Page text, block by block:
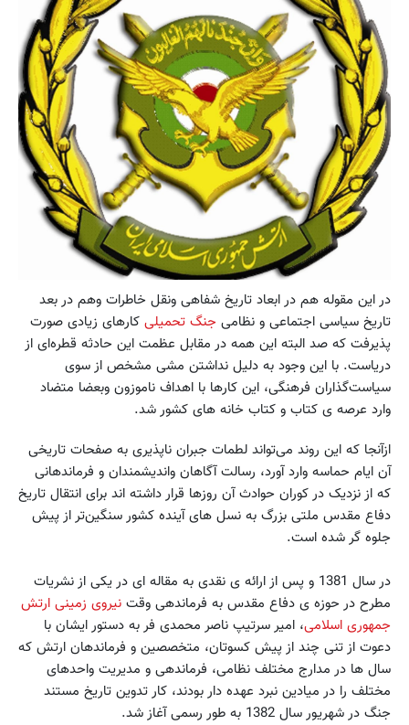
در این مقوله هم در ابعاد تاریخ شفاهی ونقل خاطرات وهم در بعد
تاریخ سیاسی اجتماعی و نظامی جنگ تحمیلی کارهای زیادی صورت
پذیرفت که صد البته این همه در مقابل عظمت این حادثه قطره‌ای از
دریاست. با این وجود به دلیل نداشتن مشی مشخص از سوی
سیاست‌گذاران فرهنگی، این کارها با اهداف ناموزون وبعضا متضاد
وارد عرصه ی کتاب و کتاب خانه های کشور شد.
ازآنجا که این روند می‌تواند لطمات جبران ناپذیری به صفحات تاریخی
آن ایام حماسه وارد آورد، رسالت آگاهان واندیشمندان و فرماندهانی
که از نزدیک در کوران حوادث آن روزها قرار داشته اند برای انتقال تاریخ
دفاع مقدس ملتی بزرگ به نسل های آینده کشور سنگین‌تر از پیش
جلوه گر شده است.
در سال 1381 و پس از ارائه ی نقدی به مقاله ای در یکی از نشریات
مطرح در حوزه ی دفاع مقدس به فرماندهی وقت نیروی زمینی ارتش
جمهوری اسلامی، امیر سرتیپ ناصر محمدی فر به دستور ایشان با
دعوت از تنی چند از پیش کسوتان، متخصصین و فرماندهان ارتش که
سال ها در مدارج مختلف نظامی، فرماندهی و مدیریت واحدهای
مختلف را در میادین نبرد عهده دار بودند، کار تدوین تاریخ مستند
جنگ در شهریور سال 1382 به طور رسمی آغاز شد.